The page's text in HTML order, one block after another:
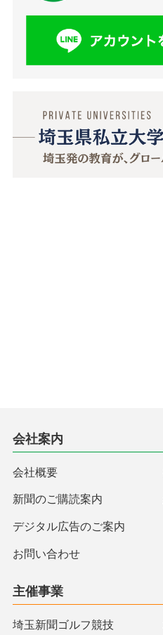
会社案内
会社概要
新聞のご購読案内
デジタル広告のご案内
お問い合わせ
主催事業
埼玉新聞ゴルフ競技